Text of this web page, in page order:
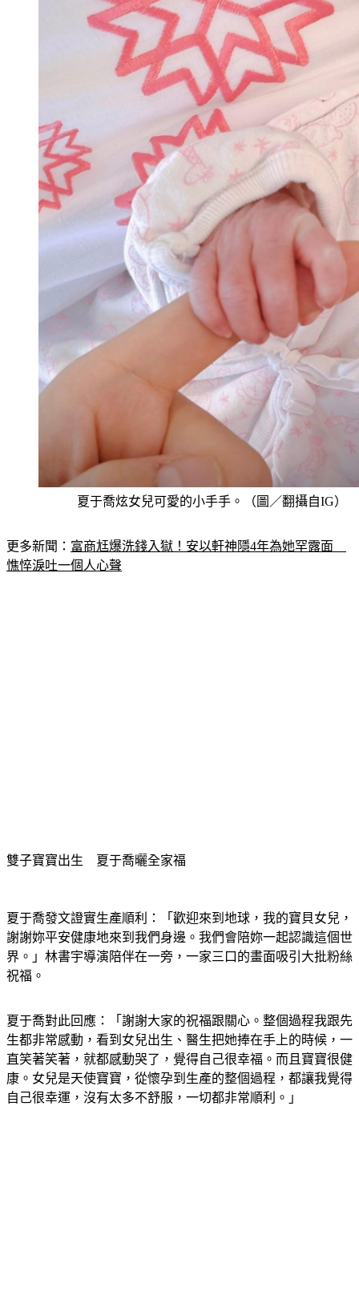
夏于喬炫女兒可愛的小手手。（圖／翻攝自IG）
更多新聞： 富商尪爆洗錢入獄！安以軒神隱4年為她罕露面
憔悴淚吐一個人心聲
雙子寶寶出生　夏于喬曬全家福
夏于喬發文證實生產順利：「歡迎來到地球，我的寶貝女兒，
謝謝妳平安健康地來到我們身邊。我們會陪妳一起認識這個世
界。」林書宇導演陪伴在一旁，一家三口的畫面吸引大批粉絲
祝福。
夏于喬對此回應：「謝謝大家的祝福跟關心。整個過程我跟先
生都非常感動，看到女兒出生、醫生把她捧在手上的時候，一
直笑著笑著，就都感動哭了，覺得自己很幸福。而且寶寶很健
康。女兒是天使寶寶，從懷孕到生產的整個過程，都讓我覺得
自己很幸運，沒有太多不舒服，一切都非常順利。」